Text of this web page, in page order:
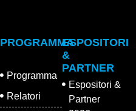
PROGRAMMA
Programma
Relatori
ESPOSITORI
&
PARTNER
Espositori &
Partner